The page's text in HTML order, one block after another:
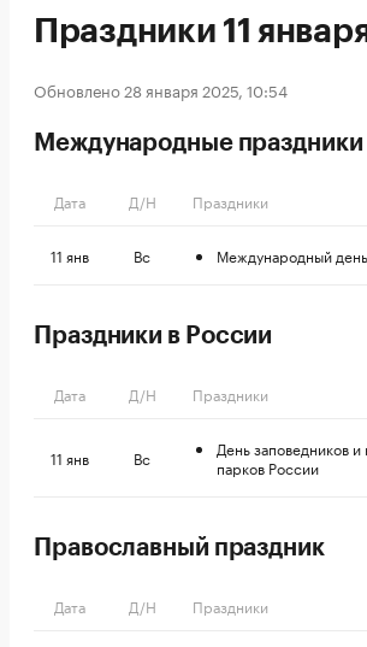
Праздники 11
Обновлено 28 января 2025, 10:54
Международные праздники
Дата Д/Н Праздники
11 янв Вс Международный
Праздники в России
Дата Д/Н Праздники
11 янв Вс
День заповедников
парков России
Православный праздник
Дата Д/Н Праздники